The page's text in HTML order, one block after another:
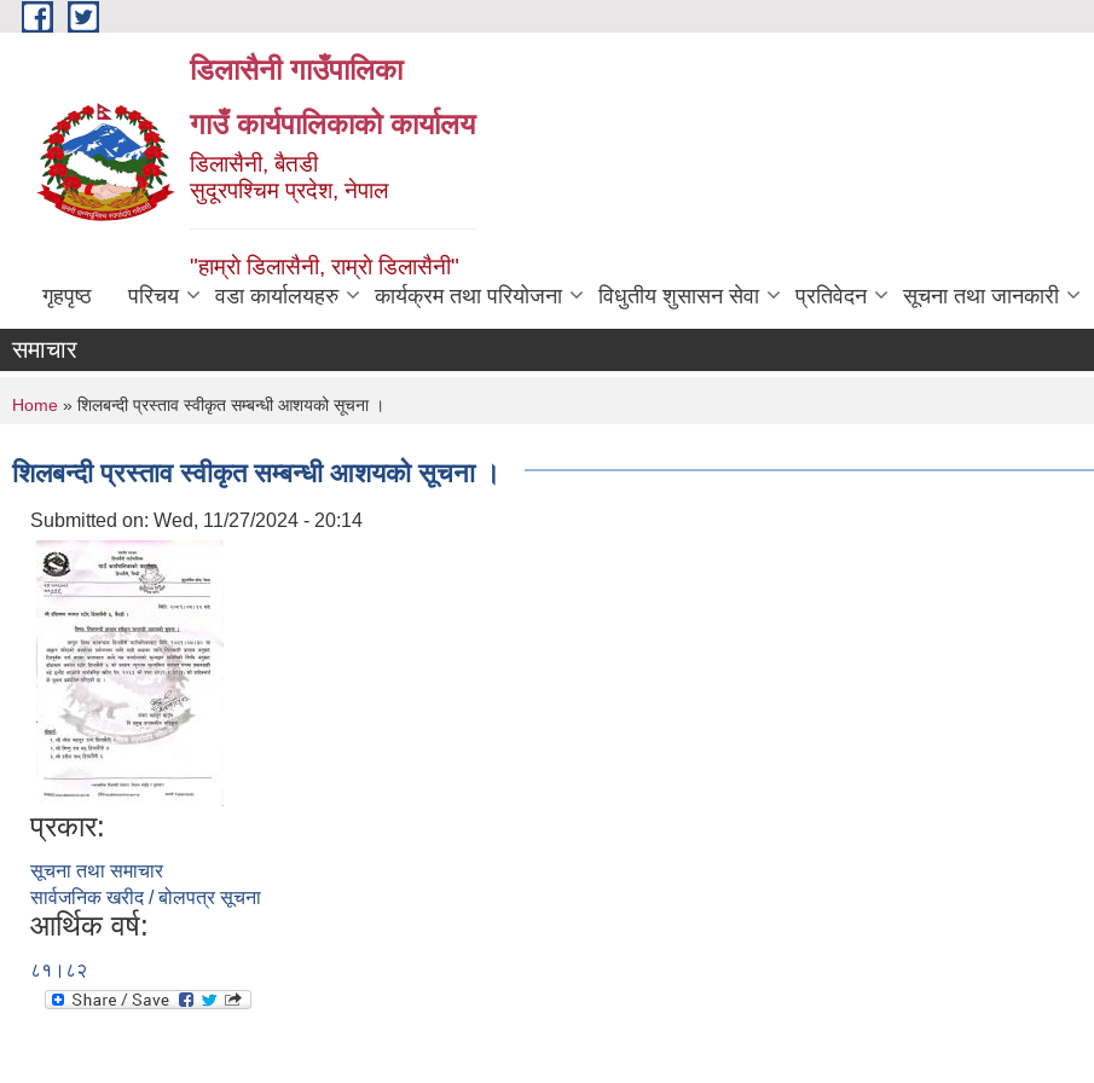
Skip to main content
डिलासैनी गाउँपालिका
गाउँ कार्यपालिकाको कार्यालय
डिलासैनी, बैतडी
सुदूरपश्चिम प्रदेश, नेपाल
"हाम्राे डिलासैनी, राम्राे डिलासैनी"
गृहपृष्ठ परिचय वडा कार्यालयहरु कार्यक्रम तथा परियोजना विधुतीय शुसासन सेवा प्रतिवेदन सूचना तथा जानकारी
समाचार
You are here
Home » शिलबन्दी प्रस्ताव स्वीकृत सम्बन्धी आशयको सूचना ।
शिलबन्दी प्रस्ताव स्वीकृत सम्बन्धी आशयको सूचना ।
Submitted on: Wed, 11/27/2024 - 20:14
प्रकार:
सूचना तथा समाचार
सार्वजनिक खरीद / बोलपत्र सूचना
आर्थिक वर्ष:
८१।८२